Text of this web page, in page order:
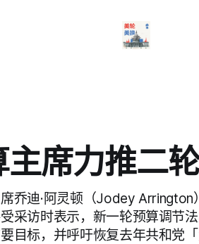
席力推二
乔迪·阿灵顿（Jodey
采访时表示，新一轮预算调节
要目标，并呼吁恢复去年共和党